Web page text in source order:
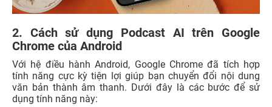
2. Cách sử dụng Podcast AI trên Google
Chrome của Android
Với hệ điều hành Android, Google Chrome đã tích hợp
tính năng cực kỳ tiện lợi giúp bạn chuyển đổi nội dung
văn bản thành âm thanh. Dưới đây là các bước để sử
dụng tính năng này: